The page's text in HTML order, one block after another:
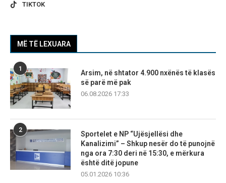
TIKTOK
MË TË LEXUARA
1
Arsim, në shtator 4.900 nxënës të klasës
së parë më pak
06.08.2026 17:33
2
Sportelet e NP “Ujësjellësi dhe
Kanalizimi” – Shkup nesër do të punojnë
nga ora 7:30 deri në 15:30, e mërkura
është ditë jopune
05.01.2026 10:36